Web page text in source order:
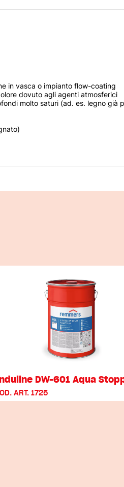
in vasca o impianto flow-coating
dovuto agli agenti atmosferici
molto saturi (ad. es. legno già
DW-601 Aqua
ART. 1725